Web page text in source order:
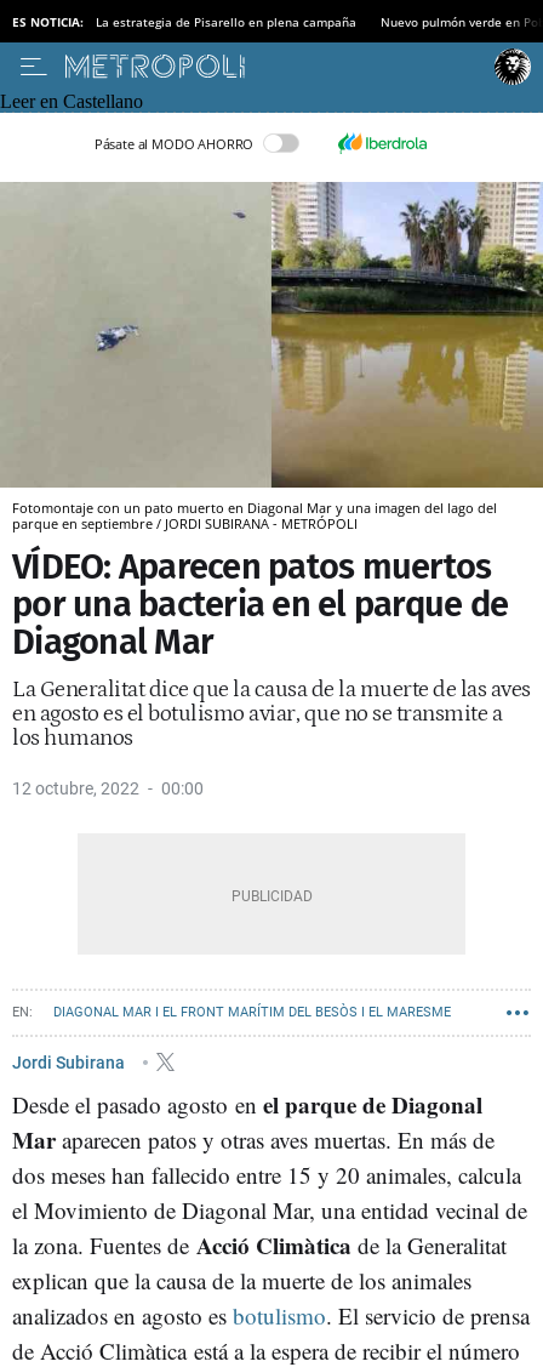
ES NOTICIA: La estrategia de Pisarello en plena campaña Nuevo pulmón verde en
Leer en Castellano
Pásate al MODO AHORRO
Fotomontaje con un pato muerto en Diagonal Mar y una imagen del lago del
parque en septiembre / JORDI SUBIRANA - METRÓPOLI
VÍDEO: Aparecen patos muertos
por una bacteria en el parque de
Diagonal Mar
La Generalitat dice que la causa de la muerte de las aves
en agosto es el botulismo aviar, que no se transmite a
los humanos
12 octubre, 2022 00:00
DIAGONAL MAR I EL FRONT MARÍTIM DEL BESÒS I EL MARESME
Jordi Subirana
Desde el pasado agosto en el parque de Diagonal
Maraparecen patos y otras aves muertas. En más de
dos meses han fallecido entre 15 y 20 animales, calcula
el Movimiento de Diagonal Mar, una entidad vecinal de
la zona. Fuentes de Acció Climàtica de la Generalitat
explican que la causa de la muerte de los animales
analizados en agosto es botulismo. El servicio de prensa
de Acció Climàtica está a la espera de recibir el número